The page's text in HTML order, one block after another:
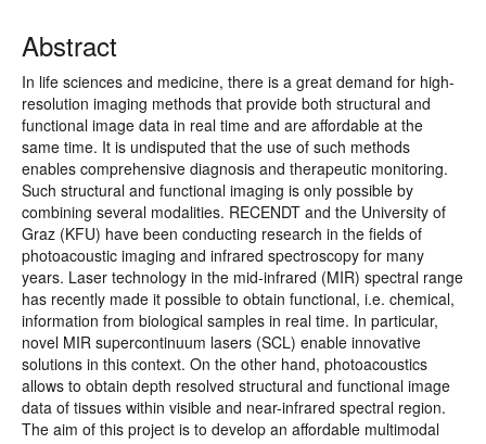
Abstract
In life sciences and medicine, there is a great demand for high-
resolution imaging methods that provide both structural and
functional image data in real time and are affordable at the
same time. It is undisputed that the use of such methods
enables comprehensive diagnosis and therapeutic monitoring.
Such structural and functional imaging is only possible by
combining several modalities. RECENDT and the University of
Graz (KFU) have been conducting research in the fields of
photoacoustic imaging and infrared spectroscopy for many
years. Laser technology in the mid-infrared (MIR) spectral range
has recently made it possible to obtain functional, i.e. chemical,
information from biological samples in real time. In particular,
novel MIR supercontinuum lasers (SCL) enable innovative
solutions in this context. On the other hand, photoacoustics
allows to obtain depth resolved structural and functional image
data of tissues within visible and near-infrared spectral region.
The aim of this project is to develop an affordable multimodal